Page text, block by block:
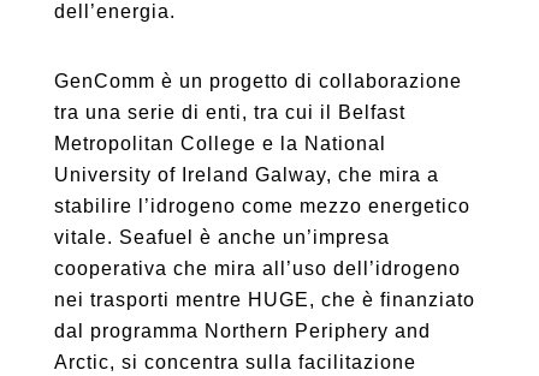
dell’energia.
GenComm è un progetto di collaborazione
tra una serie di enti, tra cui il Belfast
Metropolitan College e la National
University of Ireland Galway, che mira a
stabilire l’idrogeno come mezzo energetico
vitale. Seafuel è anche un’impresa
cooperativa che mira all’uso dell’idrogeno
nei trasporti mentre HUGE, che è finanziato
dal programma Northern Periphery and
Arctic, si concentra sulla facilitazione